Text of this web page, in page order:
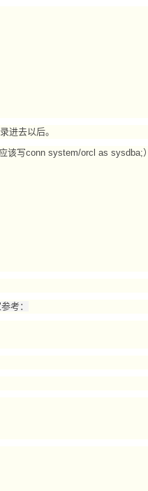
进去以后。
写conn system/orcl as sysdba;）
考：